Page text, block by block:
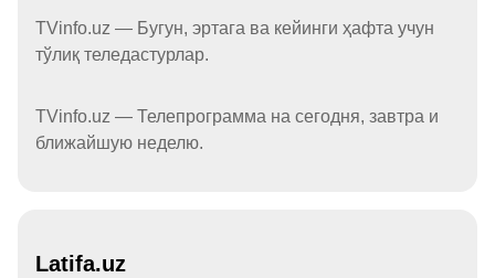
TVinfo.uz — Бугун, эртага ва кейинги ҳафта учун
тўлиқ теледастурлар.
TVinfo.uz — Телепрограмма на сегодня, завтра и
ближайшую неделю.
Latifa.uz